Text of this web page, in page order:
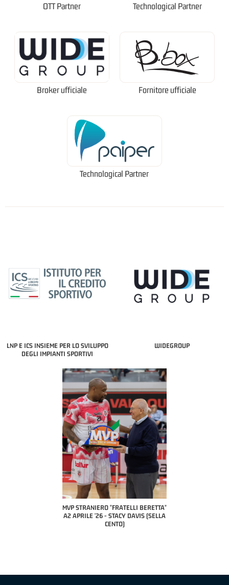
OTT Partner Technological Partner
Broker ufficiale Fornitore ufficiale
Technological Partner
LNP E ICS INSIEME PER LO SVILUPPO
DEGLI IMPIANTI SPORTIVI
WIDEGROUP
MVP "FRATELLI BERETTA" SAMUEL
DILAS B NAZIONALE APRILE '26 -
MARCO RESTELLI (TAV TREVIGLIO